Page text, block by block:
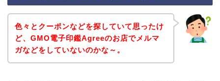
色々とクーポンなどを探していて思ったけ
ど、GMO電子印鑑Agreeのお店でメルマ
ガなどをしていないのかな～。